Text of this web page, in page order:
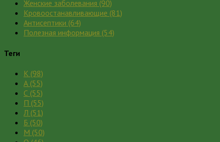
Женские заболевания (90)
Кровоостанавливающие (81)
Антисептики (64)
Полезная информация (54)
Теги
К (98)
А (55)
С (55)
П (55)
Л (51)
Б (50)
М (50)